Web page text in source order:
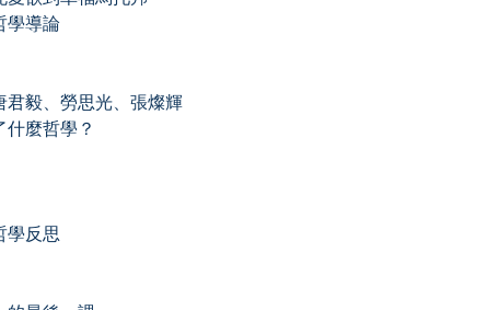
學導論
毅、勞思光、張燦輝
麼哲學？
學反思